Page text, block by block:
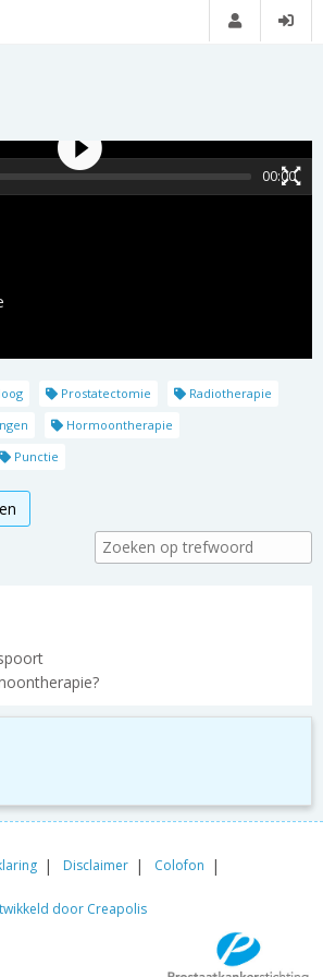
00:00
Prostatectomie
Radiotherapie
Hormoontherapie
Punctie
Disclaimer Colofon
door Creapolis